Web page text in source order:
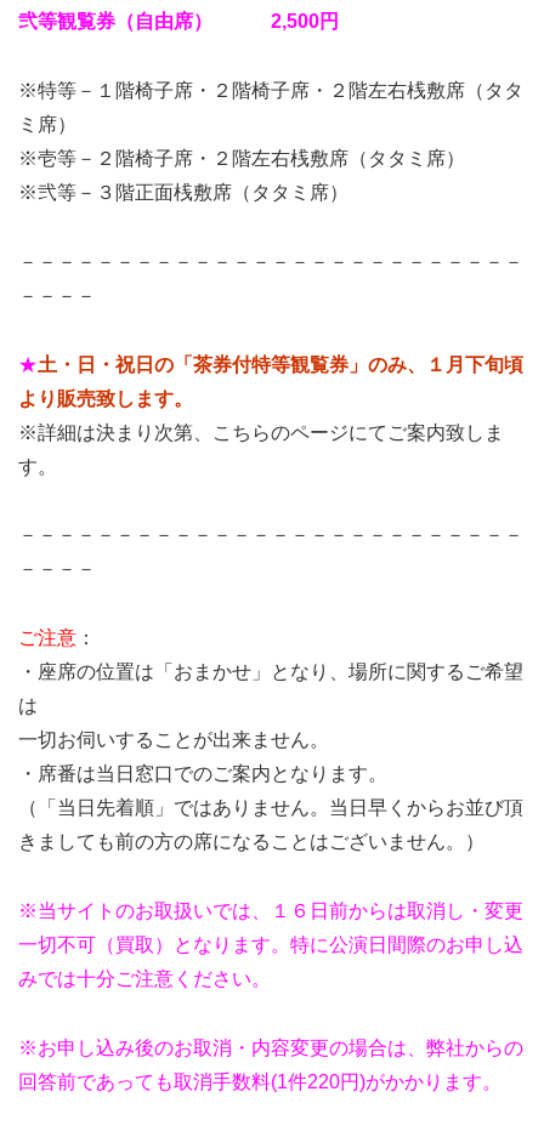
弐等観覧券（自由席） 2,500円
※特等－１階椅子席・２階椅子席・２階左右桟敷席（タタ
ミ席）
※壱等－２階椅子席・２階左右桟敷席（タタミ席）
※弐等－３階正面桟敷席（タタミ席）
－－－－－－－－－－－－－－－－－－－－－－－－－－
－－－－
★土・日・祝日の「茶券付特等観覧券」のみ、１月下旬頃
より販売致します。
※詳細は決まり次第、こちらのページにてご案内致しま
す。
－－－－－－－－－－－－－－－－－－－－－－－－－－
－－－－
ご注意 ：
・座席の位置は「おまかせ」となり、場所に関するご希望
は
一切お伺いすることが出来ません。
・席番は当日窓口でのご案内となります。
（「当日先着順」ではありません。当日早くからお並び頂
きましても前の方の席になることはございません。）
※当サイトのお取扱いでは、１６日前からは取消し・変更
一切不可（買取）となります。特に公演日間際のお申し込
みでは十分ご注意ください。
※お申し込み後のお取消・内容変更の場合は、弊社からの
回答前であっても取消手数料(1件220円)がかかります。